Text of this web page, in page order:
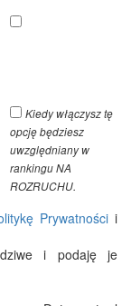
Kiedy włączysz tę
opcję będziesz
uwzględniany w
rankingu NA
ROZRUCHU.
Prywatności i
i podaję je